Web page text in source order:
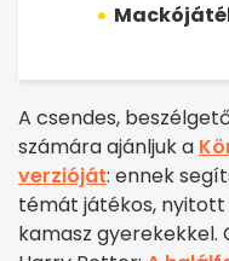
A csendes,
számára ajánljuk a
verzióját: ennek
témát játékos,
kamasz gyerekekkel.